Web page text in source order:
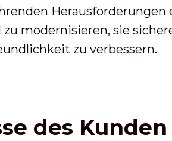
modernisieren, sie
zu verbessern.
des Kunden